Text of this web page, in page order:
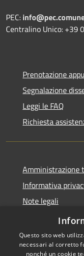
PEC:
Centralino Unico: +39
Prenotazione
Segnalazione
Leggi le FAQ
Richiesta
Amministrazione
Informativa
Note legali
Dichiarazione di
Questo sito web
necessari al corretto
nonché un cookie